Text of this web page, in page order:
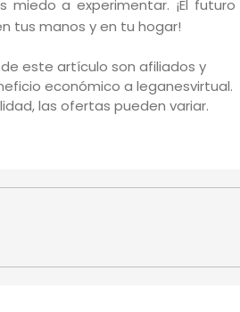
miedo a experimentar. ¡El futuro
tus manos y en tu hogar!
este artículo son afiliados y
económico a leganesvirtual.
las ofertas pueden variar.